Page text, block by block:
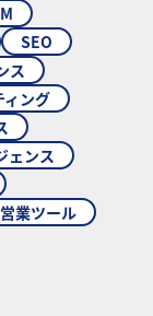
SEO
ス
ィング
ェンス
営業ツール